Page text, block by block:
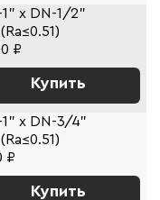
1" x DN-1/2"
(Ra≤0.51)
₽
Купить
1" x DN-3/4"
(Ra≤0.51)
₽
Купить